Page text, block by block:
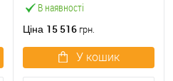
В наявності
із замком та ручкою
Ціна 15 516 грн.
У кошик